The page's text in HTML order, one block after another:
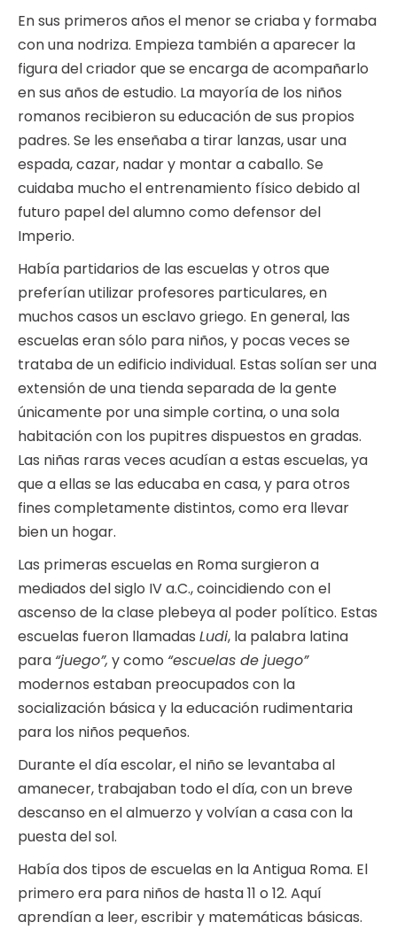
En sus primeros años el menor se criaba y formaba
con una nodriza. Empieza también a aparecer la
figura del criador que se encarga de acompañarlo
en sus años de estudio. La mayoría de los niños
romanos recibieron su educación de sus propios
padres. Se les enseñaba a tirar lanzas, usar una
espada, cazar, nadar y montar a caballo. Se
cuidaba mucho el entrenamiento físico debido al
futuro papel del alumno como defensor del
Imperio.
Había partidarios de las escuelas y otros que
preferían utilizar profesores particulares, en
muchos casos un esclavo griego. En general, las
escuelas eran sólo para niños, y pocas veces se
trataba de un edificio individual. Estas solían ser una
extensión de una tienda separada de la gente
únicamente por una simple cortina, o una sola
habitación con los pupitres dispuestos en gradas.
Las niñas raras veces acudían a estas escuelas, ya
que a ellas se las educaba en casa, y para otros
fines completamente distintos, como era llevar
bien un hogar.
Las primeras escuelas en Roma surgieron a
mediados del siglo IV a.C., coincidiendo con el
ascenso de la clase plebeya al poder político. Estas
escuelas fueron llamadas Ludi, la palabra latina
para “juego”, y como “escuelas de juego”
modernos estaban preocupados con la
socialización básica y la educación rudimentaria
para los niños pequeños.
Durante el día escolar, el niño se levantaba al
amanecer, trabajaban todo el día, con un breve
descanso en el almuerzo y volvían a casa con la
puesta del sol.
Había dos tipos de escuelas en la Antigua Roma. El
primero era para niños de hasta 11 o 12. Aquí
aprendían a leer, escribir y matemáticas básicas.